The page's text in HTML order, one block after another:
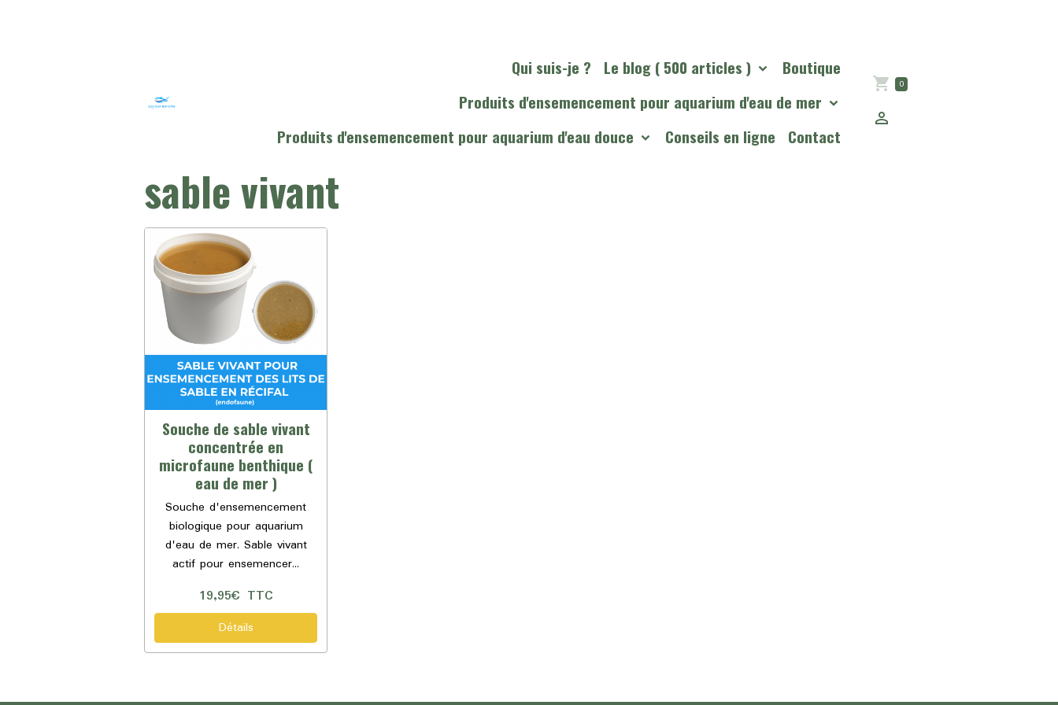
Qui suis-je ? Le blog ( 500 articles )
Boutique
Produits d'ensemencement pour aquarium d'eau de mer
Produits d'ensemencement pour aquarium d'eau douce
Conseils en ligne Contact
0
sable vivant
Souche de sable vivant
concentrée en
microfaune benthique (
eau de mer )
Souche d'ensemencement
biologique pour aquarium
d'eau de mer. Sable vivant
actif pour ensemencer...
19,95€ TTC
Détails